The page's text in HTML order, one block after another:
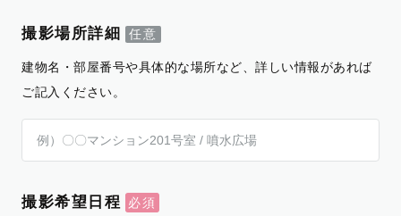
撮影場所詳細
建物名・部屋番号や具体的な場所など、詳しい情報があれば
ご記入ください。
撮影希望日程